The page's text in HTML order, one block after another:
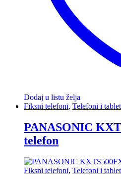
Dodaj u listu želja
Fiksni telefoni, Telefoni i
PANASONIC
telefon
Fiksni telefoni, Telefoni i